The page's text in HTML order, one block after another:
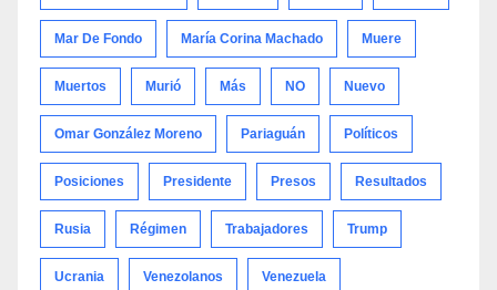
Mar De Fondo María Corina Machado Muere
Muertos Murió Más NO Nuevo
Omar González Moreno Pariaguán Políticos
Posiciones Presidente Presos Resultados
Rusia Régimen Trabajadores Trump
Ucrania Venezolanos Venezuela